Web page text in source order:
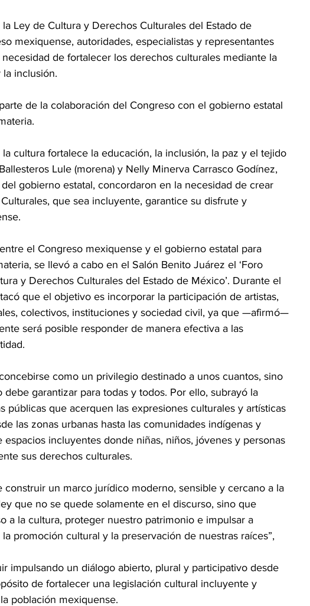
Ley de Cultura y Derechos Culturales del Estado de
mexiquense, autoridades, especialistas y representantes
de fortalecer los derechos culturales mediante la
inclusión.
de la colaboración del Congreso con el gobierno estatal
cultura fortalece la educación, la inclusión, la paz y el tejido
Lule (morena) y Nelly Minerva Carrasco Godínez,
gobierno estatal, concordaron en la necesidad de crear
que sea incluyente, garantice su disfrute y
el Congreso mexiquense y el gobierno estatal para
se llevó a cabo en el Salón Benito Juárez el ‘Foro
y Derechos Culturales del Estado de México’. Durante el
que el objetivo es incorporar la participación de artistas,
colectivos, instituciones y sociedad civil, ya que —afirmó—
será posible responder de manera efectiva a las
como un privilegio destinado a unos cuantos, sino
garantizar para todas y todos. Por ello, subrayó la
públicas que acerquen las expresiones culturales y artísticas
las zonas urbanas hasta las comunidades indígenas y
incluyentes donde niñas, niños, jóvenes y personas
sus derechos culturales.
construir un marco jurídico moderno, sensible y cercano a la
que no se quede solamente en el discurso, sino que
a la cultura, proteger nuestro patrimonio e impulsar a
promoción cultural y la preservación de nuestras raíces”,
impulsando un diálogo abierto, plural y participativo desde
de fortalecer una legislación cultural incluyente y
población mexiquense.